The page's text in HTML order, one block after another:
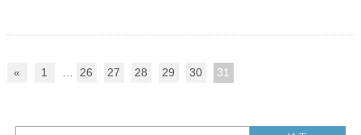
« 1 … 26 27 28 29 30 31